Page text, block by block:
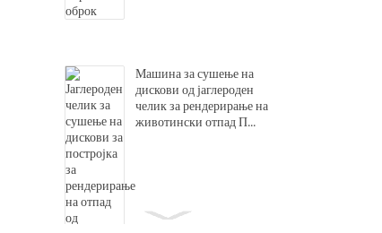
Машина за сушење на
дискови од јаглероден
челик за рендерирање на
животински отпад П...